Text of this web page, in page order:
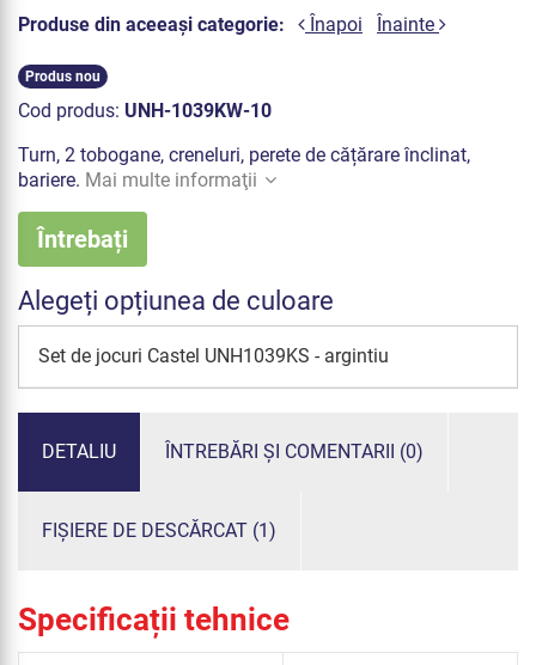
Produse din aceeași categorie: Înapoi Înainte
Produs nou
Cod produs: UNH-1039KW-10
Turn, 2 tobogane, creneluri, perete de cățărare înclinat,
bariere. Mai multe informaţii
Întrebați
Alegeți opțiunea de culoare
Set de jocuri Castel UNH1039KS - argintiu
DETALIU ÎNTREBĂRI ȘI COMENTARII (0)
FIȘIERE DE DESCĂRCAT (1)
Specificații tehnice